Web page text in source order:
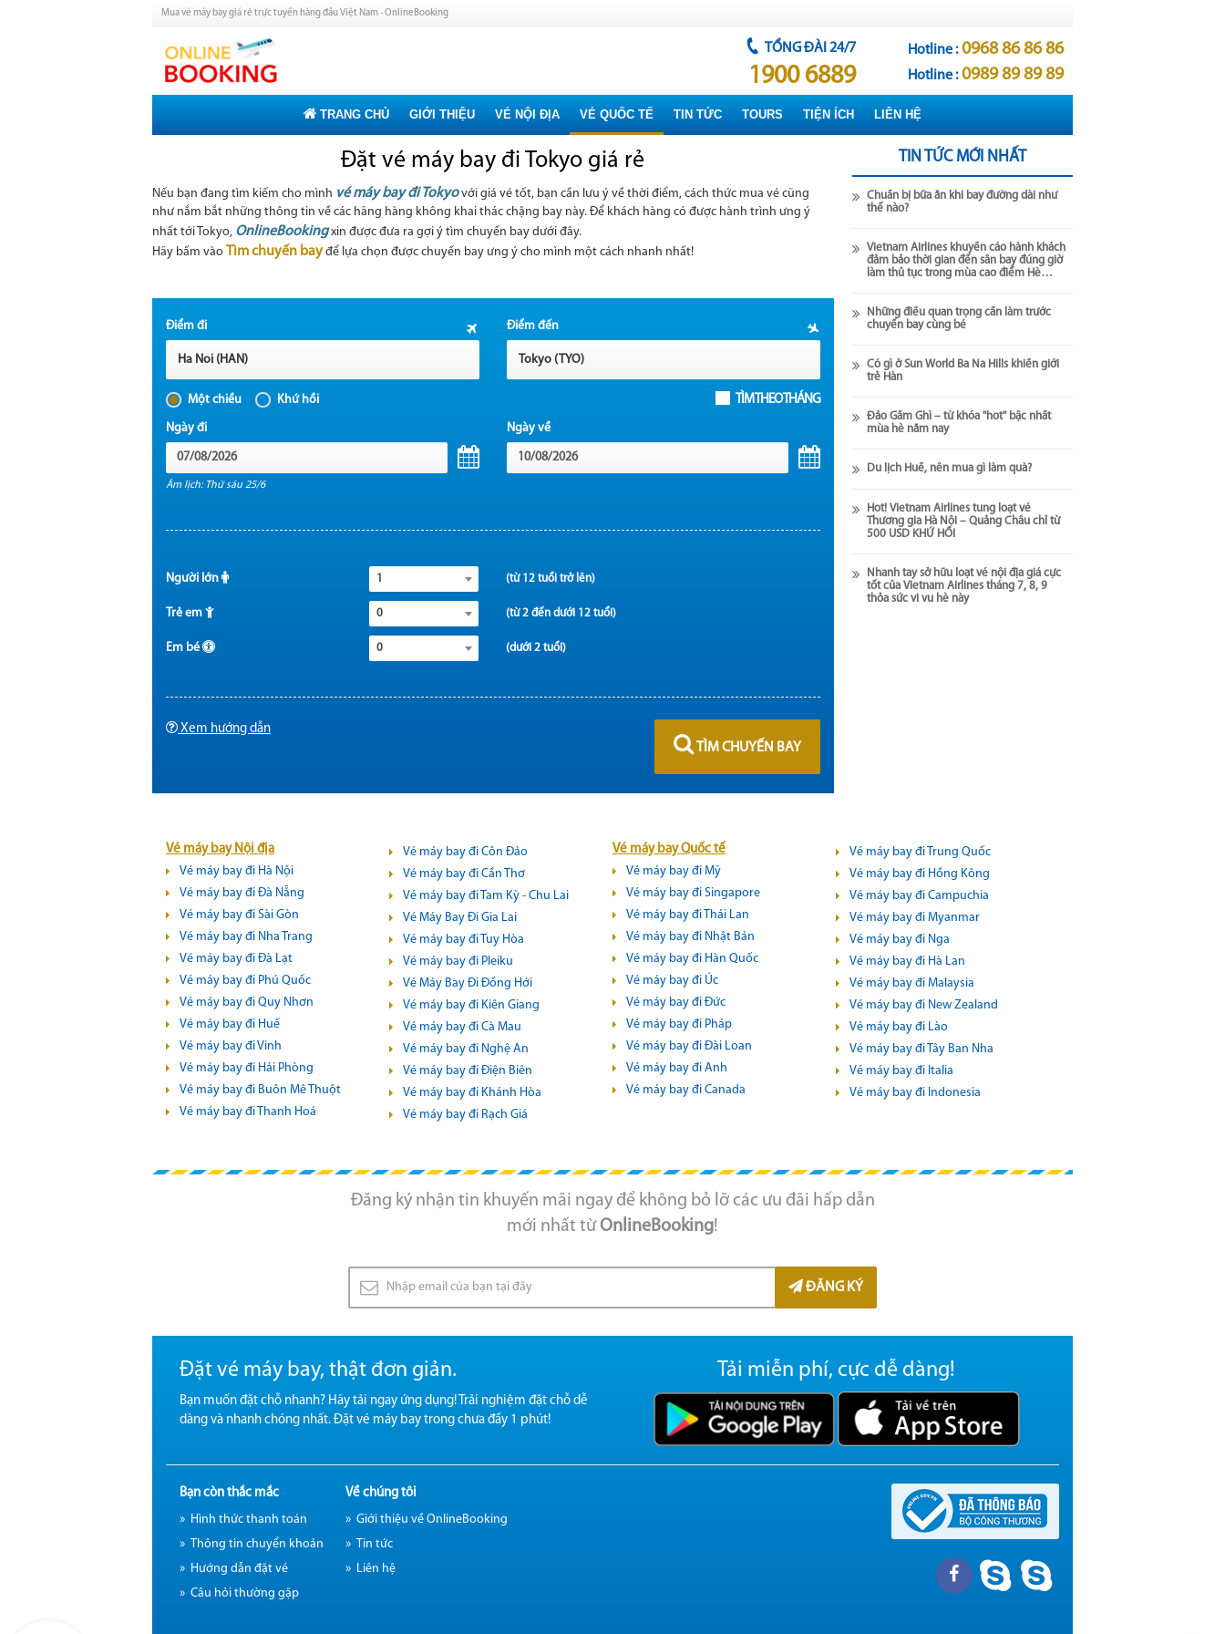
Mua vé máy bay giá rẻ trực tuyến hàng đầu Việt Nam - OnlineBooking
TỔNG ĐÀI 24/7
1900 6889
Hotline : 0968 86 86 86
Hotline : 0989 89 89 89
TRANG CHỦ GIỚI THIỆU VÉ NỘI ĐỊA VÉ QUỐC TẾ TIN TỨC TOURS TIỆN ÍCH LIÊN HỆ
Đặt vé máy bay đi Tokyo giá rẻ
Nếu bạn đang tìm kiếm cho mình vé máy bay đi Tokyovới giá vé tốt, bạn cần lưu ý về thời điểm, cách thức mua vé cũng
như nắm bắt những thông tin về các hãng hàng không khai thác chặng bay này. Để khách hàng có được hành trình ưng ý
nhất tới Tokyo, OnlineBookingxin được đưa ra gợi ý tìm chuyến bay dưới đây.
Hãy bấm vào Tìm chuyến bay để lựa chọn được chuyến bay ưng ý cho mình một cách nhanh nhất!
Điểm đi
Ha Noi (HAN)
Điểm đến
Tokyo (TYO)
Một chiều Khứ hồi TÌM THEO THÁNG
Ngày đi
Âm lịch: Thứ sáu 25/6
Ngày về
Người lớn 1 (từ 12 tuổi trở lên)
Trẻ em 0 (từ 2 đến dưới 12 tuổi)
Em bé 0 (dưới 2 tuổi)
Xem hướng dẫn
TÌM CHUYẾN BAY
TIN TỨC MỚI NHẤT
Chuẩn bị bữa ăn khi bay đường dài như
thế nào?
Vietnam Airlines khuyến cáo hành khách
đảm bảo thời gian đến sân bay đúng giờ
làm thủ tục trong mùa cao điểm Hè
Những điều quan trọng cần làm trước
chuyến bay cùng bé
Có gì ở Sun World Ba Na Hills khiến giới
trẻ Hàn
Đảo Gầm Ghì – từ khóa "hot" bậc nhất
mùa hè năm nay
Du lịch Huế, nên mua gì làm quà?
Hot! Vietnam Airlines tung loạt vé
Thương gia Hà Nội – Quảng Châu chỉ từ
500 USD KHỨ HỒI
Nhanh tay sở hữu loạt vé nội địa giá cực
tốt của Vietnam Airlines tháng 7, 8, 9
thỏa sức vi vu hè này
Vé máy bay Nội địa
Vé máy bay đi Hà Nội
Vé máy bay đi Đà Nẵng
Vé máy bay đi Sài Gòn
Vé máy bay đi Nha Trang
Vé máy bay đi Đà Lạt
Vé máy bay đi Phú Quốc
Vé máy bay đi Quy Nhơn
Vé máy bay đi Huế
Vé máy bay đi Vinh
Vé máy bay đi Hải Phòng
Vé máy bay đi Buôn Mê Thuột
Vé máy bay đi Thanh Hoá
Vé máy bay đi Côn Đảo
Vé máy bay đi Cần Thơ
Vé máy bay đi Tam Kỳ - Chu Lai
Vé Máy Bay Đi Gia Lai
Vé máy bay đi Tuy Hòa
Vé máy bay đi Pleiku
Vé Máy Bay Đi Đồng Hới
Vé máy bay đi Kiên Giang
Vé máy bay đi Cà Mau
Vé máy bay đi Nghệ An
Vé máy bay đi Điện Biên
Vé máy bay đi Khánh Hòa
Vé máy bay đi Rạch Giá
Vé máy bay Quốc tế
Vé máy bay đi Mỹ
Vé máy bay đi Singapore
Vé máy bay đi Thái Lan
Vé máy bay đi Nhật Bản
Vé máy bay đi Hàn Quốc
Vé máy bay đi Úc
Vé máy bay đi Đức
Vé máy bay đi Pháp
Vé máy bay đi Đài Loan
Vé máy bay đi Anh
Vé máy bay đi Canada
Vé máy bay đi Trung Quốc
Vé máy bay đi Hồng Kông
Vé máy bay đi Campuchia
Vé máy bay đi Myanmar
Vé máy bay đi Nga
Vé máy bay đi Hà Lan
Vé máy bay đi Malaysia
Vé máy bay đi New Zealand
Vé máy bay đi Lào
Vé máy bay đi Tây Ban Nha
Vé máy bay đi Italia
Vé máy bay đi Indonesia
Đăng ký nhận tin khuyến mãi ngay để không bỏ lỡ các ưu đãi hấp dẫn
mới nhất từOnlineBooking!
ĐĂNG KÝ
Đặt vé máy bay, thật đơn giản.
Bạn muốn đặt chỗ nhanh? Hãy tải ngay ứng dụng! Trải nghiệm đặt chỗ dễ
dàng và nhanh chóng nhất. Đặt vé máy bay trong chưa đầy 1 phút!
Tải miễn phí, cực dễ dàng!
Bạn còn thắc mắc
Hình thức thanh toán
Thông tin chuyển khoản
Hướng dẫn đặt vé
Câu hỏi thường gặp
Về chúng tôi
Giới thiệu về OnlineBooking
Tin tức
Liên hệ